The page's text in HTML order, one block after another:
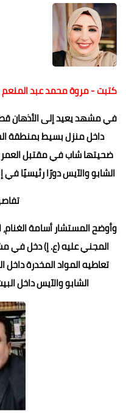
كتبت - مروة محمد عبد المنعم
في مشهد يعيد إلى الأذهان
داخل منزل بسيط بمنطقة
ضحيتها شاب في مقتبل
الشابو والآيس دورًا رئيسيًا
وأوضح المستشار أسامة
المجني عليه (ع. إ) دخل في
تعاطيه المواد المخدرة
الشابو والآيس داخل